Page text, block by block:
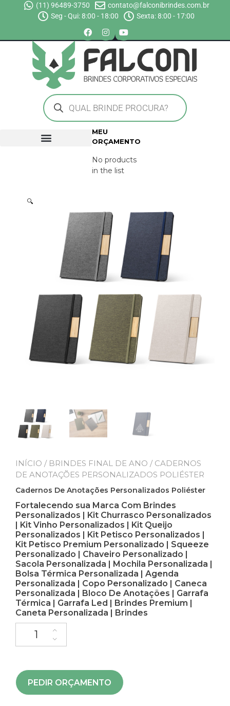
(11) 96489-3750
contato@falconibrindes.com.br
Seg - Qui: 8:00 - 18:00
Sexta: 8:00 - 17:00
MEU
ORÇAMENTO
No products
in the list
🔍
INÍCIO / BRINDES FINAL DE ANO / CADERNOS
DE ANOTAÇÕES PERSONALIZADOS POLIÉSTER
Cadernos De Anotações Personalizados Poliéster
Fortalecendo sua Marca Com Brindes
Personalizados | Kit Churrasco Personalizados
| Kit Vinho Personalizados | Kit Queijo
Personalizados | Kit Petisco Personalizados |
Kit Petisco Premium Personalizado | Squeeze
Personalizado | Chaveiro Personalizado |
Sacola Personalizada | Mochila Personalizada |
Bolsa Térmica Personalizada | Agenda
Personalizada | Copo Personalizado | Caneca
Personalizada | Bloco De Anotações | Garrafa
Térmica | Garrafa Led | Brindes Premium |
Caneta Personalizada | Brindes
PEDIR ORÇAMENTO